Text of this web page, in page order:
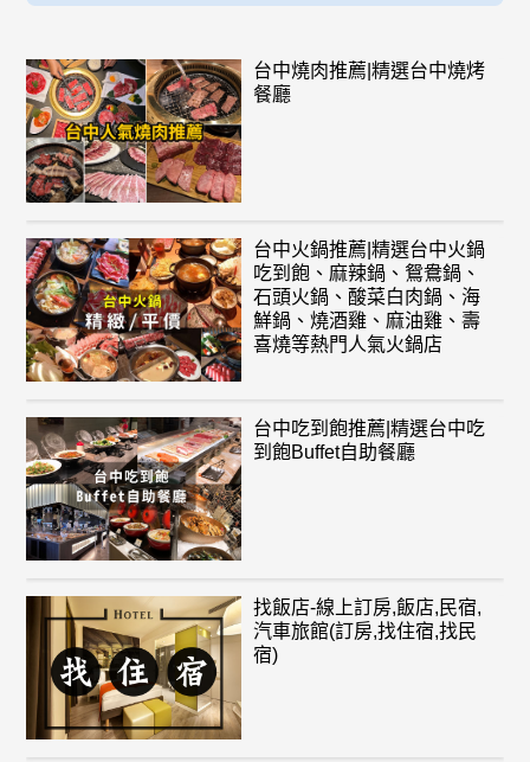
台中燒肉推薦|精選台中燒烤
餐廳
台中火鍋推薦|精選台中火鍋
吃到飽、麻辣鍋、鴛鴦鍋、
石頭火鍋、酸菜白肉鍋、海
鮮鍋、燒酒雞、麻油雞、壽
喜燒等熱門人氣火鍋店
台中吃到飽推薦|精選台中吃
到飽Buffet自助餐廳
找飯店-線上訂房,飯店,民宿,
汽車旅館(訂房,找住宿,找民
宿)